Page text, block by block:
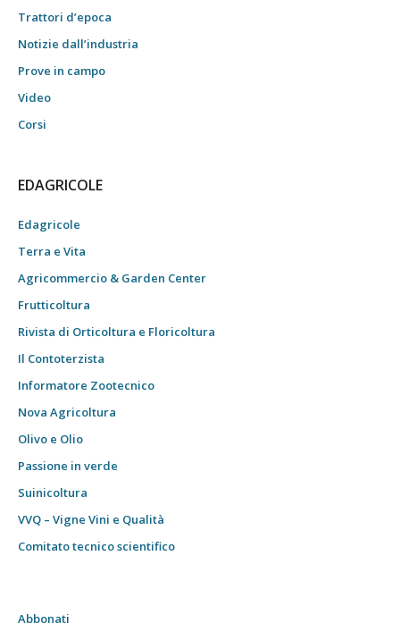
Trattori d’epoca
Notizie dall’industria
Prove in campo
Video
Corsi
EDAGRICOLE
Edagricole
Terra e Vita
Agricommercio & Garden Center
Frutticoltura
Rivista di Orticoltura e Floricoltura
Il Contoterzista
Informatore Zootecnico
Nova Agricoltura
Olivo e Olio
Passione in verde
Suinicoltura
VVQ – Vigne Vini e Qualità
Comitato tecnico scientifico
Abbonati